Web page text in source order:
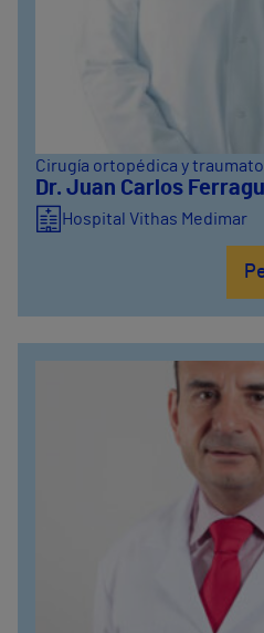
Cirugía ortopédica y
Dr. Juan Carlos
Hospital Vithas Medimar